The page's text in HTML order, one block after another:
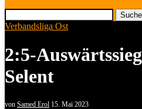
Verbandsliga Ost
2:5-
Selent
von Samed Erol 15. Mai 2023